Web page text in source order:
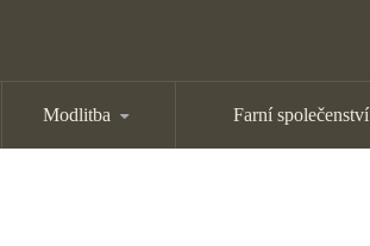
Modlitba Farní společenství